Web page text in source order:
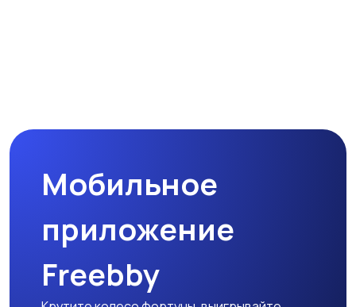
Мобильное
приложение
Freebby